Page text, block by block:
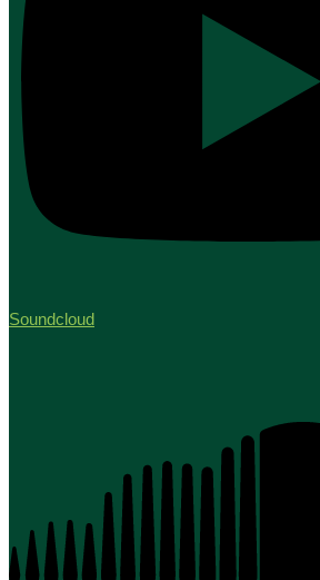
Soundcloud